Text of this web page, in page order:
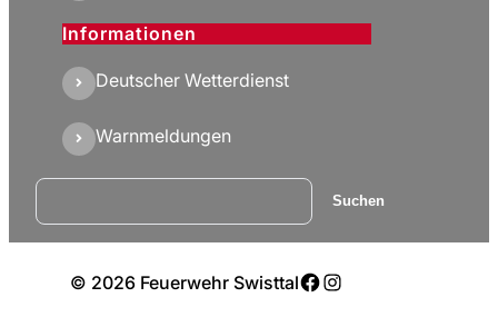
Informationen
Deutscher Wetterdienst
Warnmeldungen
Suchen Suchen
© 2026 Feuerwehr SwisttalFacebook
Instagram